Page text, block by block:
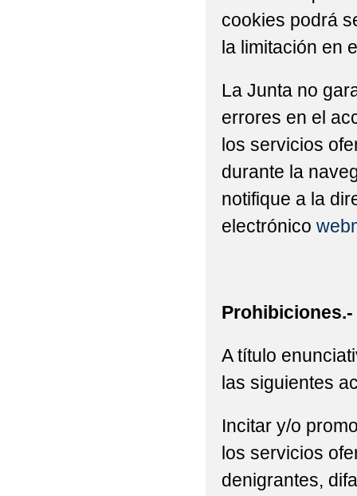
cookies podrá
la limitación en
La Junta no
errores en el
los servicios
durante la
notifique a la
electrónico
Prohibiciones.-
A título
las siguientes
Incitar y/o
los servicios
denigrantes,